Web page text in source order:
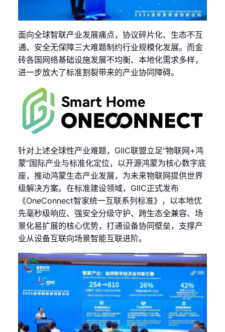
面向全球智联产业发展痛点，协议碎片化、生态不互
通、安全无保障三大难题制约行业规模化发展。而金
砖各国网络基础设施发展不均衡、本地化需求多样，
进一步放大了标准割裂带来的产业协同障碍。
针对上述全球性产业难题，GIIC联盟立足“物联网+鸿
蒙”国际产业与标准化定位，以开源鸿蒙为核心数字底
座，推动鸿蒙生态产业发展，为未来物联网提供世界
级解决方案。在标准建设领域，GIIC正式发布
《OneConnect智家统一互联系列标准》，以本地优
先毫秒级响应、强安全分级守护、跨生态全兼容、场
景化易扩展的核心优势，打通设备协同壁垒，支撑产
业从设备互联向场景智能互联进阶。